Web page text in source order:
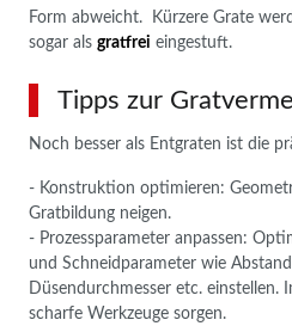
Form abweicht. Kürzere Grate
sogar als gratfrei eingestuft.
Tipps zur
Noch besser als Entgraten ist die
- Konstruktion optimieren:
Gratbildung neigen.
- Prozessparameter anpassen:
und Schneidparameter wie
Düsendurchmesser etc. einstellen.
scharfe Werkzeuge sorgen.